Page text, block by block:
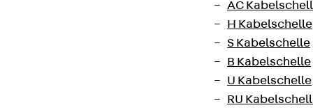
AC
H Kabelschelle
S Kabelschelle
B Kabelschelle
U Kabelschelle
RU